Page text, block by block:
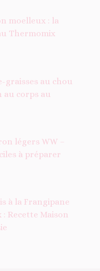
moelleux : la
Thermomix
graisses au chou
au corps au
légers WW –
à préparer
à la Frangipane
Recette Maison